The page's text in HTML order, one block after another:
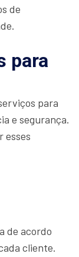
de
para
para
e segurança.
esses
de acordo
cliente.